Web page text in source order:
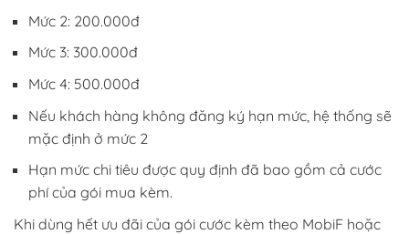
Mức 2: 200.000đ
Mức 3: 300.000đ
Mức 4: 500.000đ
Nếu khách hàng không đăng ký hạn mức, hệ thống sẽ
mặc định ở mức 2
Hạn mức chi tiêu được quy định đã bao gồm cả cước
phí của gói mua kèm.
Khi dùng hết ưu đãi của gói cước kèm theo MobiF hoặc